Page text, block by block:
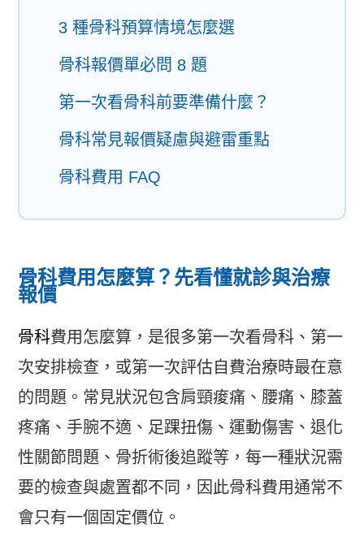
3 種骨科預算情境怎麼選
骨科報價單必問 8 題
第一次看骨科前要準備什麼？
骨科常見報價疑慮與避雷重點
骨科費用 FAQ
骨科費用怎麼算？先看懂就診與治療
報價
骨科費用怎麼算，是很多第一次看骨科、第一
次安排檢查，或第一次評估自費治療時最在意
的問題。常見狀況包含肩頸痠痛、腰痛、膝蓋
疼痛、手腕不適、足踝扭傷、運動傷害、退化
性關節問題、骨折術後追蹤等，每一種狀況需
要的檢查與處置都不同，因此骨科費用通常不
會只有一個固定價位。